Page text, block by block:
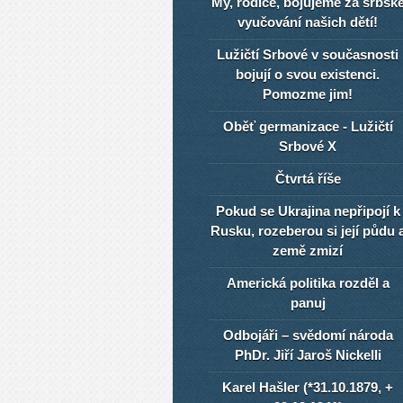
vyučování našich dětí!
Lužičtí Srbové v současnosti
bojují o svou existenci.
Pomozme jim!
Oběť germanizace - Lužičtí
Srbové X
Čtvrtá říše
Pokud se Ukrajina nepřipojí k
Rusku, rozeberou si její půdu
země zmizí
Americká politika rozděl a
panuj
Odbojáři – svědomí národa
PhDr. Jiří Jaroš Nickelli
Karel Hašler (*31.10.1879, +